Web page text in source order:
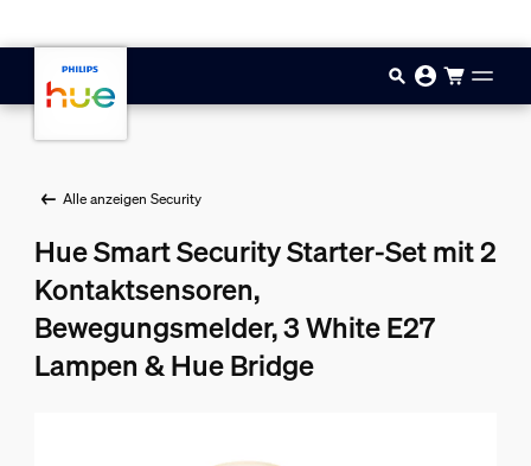
Alle anzeigen Security
Hue Smart Security Starter-Set mit 2
Kontaktsensoren,
Bewegungsmelder, 3 White E27
Lampen & Hue Bridge